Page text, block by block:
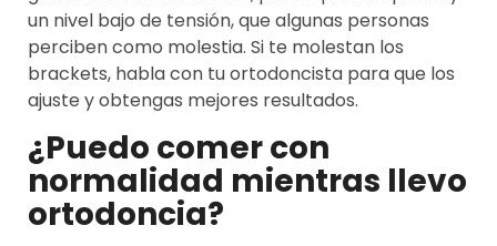
un nivel bajo de tensión, que algunas personas
perciben como molestia. Si te molestan los
brackets, habla con tu ortodoncista para que los
ajuste y obtengas mejores resultados.
¿Puedo comer con
normalidad mientras llevo
ortodoncia?